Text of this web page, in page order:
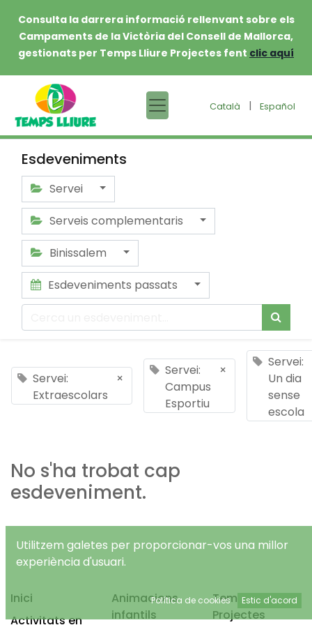
Consulta la darrera informació rellenvant sobre els
Campaments de la Victòria del Consell de Mallorca,
gestionats per Temps Lliure Projectes fent clic aquí
Català | Español
Esdeveniments
Servei
Serveis complementaris
Binissalem
Esdeveniments passats
Servei:
Extraescolars
×
Servei:
Campus
Esportiu
×
Servei:
Un dia
sense
escola
No s'ha trobat cap
esdeveniment.
Inici
Activitats en
Animacions
infantils
Temps Lliure
Projectes
Utilitzem galetes per proporcionar-vos una millor
experiència d'usuari.
Política de cookies Estic d'acord